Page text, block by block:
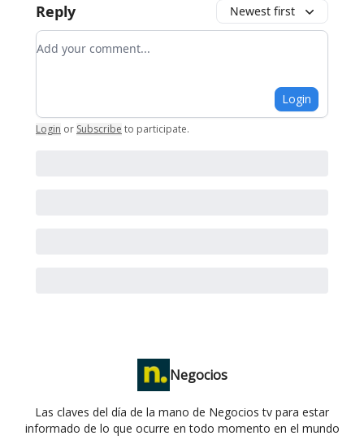
Reply Newest first
Add your comment
Login
Login or Subscribe to participate.
Negocios
Las claves del día de la mano de Negocios tv para estar
informado de lo que ocurre en todo momento en el mundo